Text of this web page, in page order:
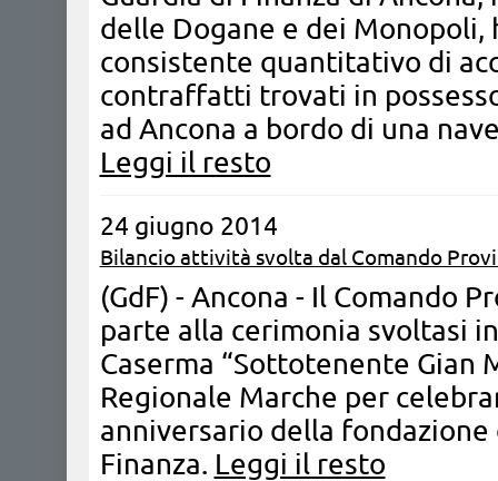
delle Dogane e dei
consistente quantitativo di
contraffatti trovati in
ad Ancona a bordo di una
Leggi il resto
24 giugno 2014
Bilancio attività svolta dal Comando
(GdF) - Ancona - Il Comando
parte alla cerimonia svoltasi
Caserma “Sottotenente Gian
Regionale Marche per
anniversario della fondazione
Finanza. Leggi il resto